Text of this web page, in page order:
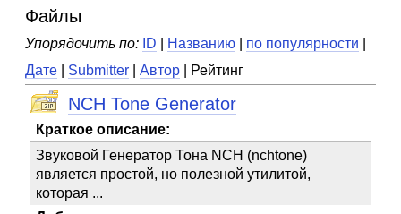
Файлы
Упорядочить по: ID Названию по популярности
Дате
Submitter Автор | Рейтинг
NCH Tone Generator
Краткое описание:
Звуковой Генератор Тона NCH (nchtone)
является простой, но полезной утилитой,
которая ...